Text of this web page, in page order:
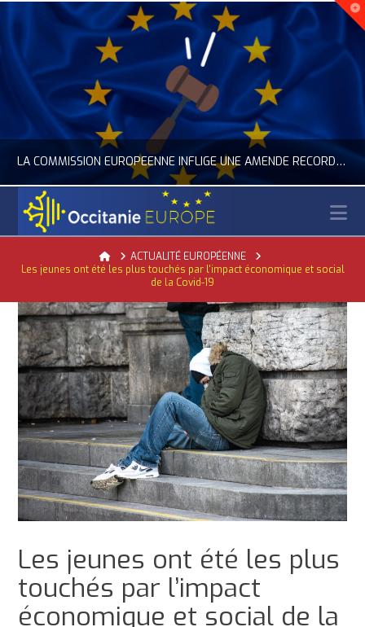
LA COMMISSION EUROPÉENNE INFLIGE UNE AMENDE RECORD À GOOGLE
ACTUALITÉ DE L'UNION EUROPÉENNE, ACTUALITÉ DE LA REPRÉSENTATION D’OCCITANIE EUROPE, NUMÉRIQUE- DIGITAL
JUILLET 24, 2026
HomeACTUALITÉ EUROPÉENNE
Les jeunes ont été les plus touchés par l'impact économique et social
de la Covid-19
Les jeunes ont été les plus
touchés par l’impact
économique et social de la